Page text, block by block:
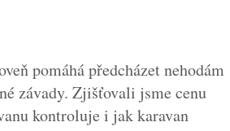
pomáhá předcházet nehodám
závady. Zjišťovali jsme cenu
kontroluje i jak karavan